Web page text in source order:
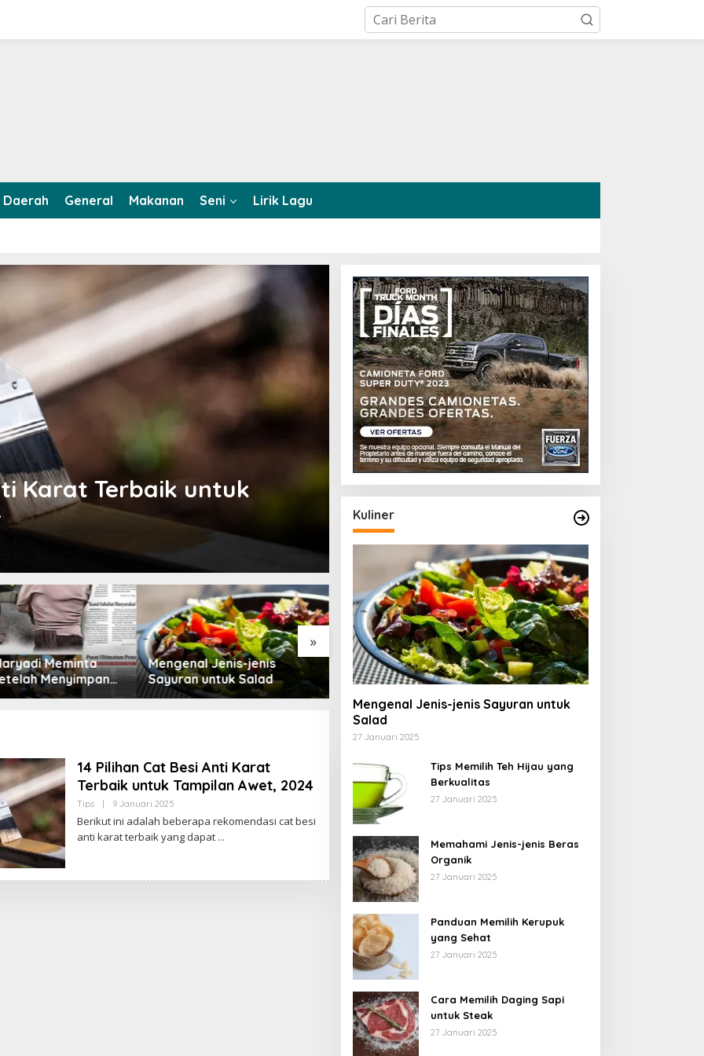
Daerah General Makanan Seni Lirik Lagu
Karat Terbaik untuk
»
Meminta
Menyimpan
Selama 10 Tahun
Mengenal Jenis-jenis
Sayuran untuk Salad
Tips Memilih Teh Hijau yang
Berkualitas
Memahami Jenis-jenis
Beras Organik
14 Pilihan Cat Besi Anti Karat
Terbaik untuk Tampilan Awet, 2024
Tips 9 Januari 2025
L
E
H
A
Berikut ini adalah beberapa rekomendasi cat besi
anti karat terbaik yang dapat
Kuliner
Mengenal Jenis-jenis Sayuran untuk
Salad
27 Januari 2025
Tips Memilih Teh Hijau yang
Berkualitas
27 Januari 2025
Memahami Jenis-jenis Beras
Organik
27 Januari 2025
Panduan Memilih Kerupuk
yang Sehat
27 Januari 2025
Cara Memilih Daging Sapi
untuk Steak
27 Januari 2025